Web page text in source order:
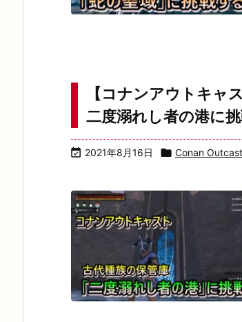
【コナンアウトキャ
二度溺れし者の港に挑
 2021年8月16日  Conan